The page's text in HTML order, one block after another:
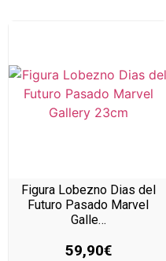
Figura Lobezno Dias del
Futuro Pasado Marvel
Galle…
59,90€